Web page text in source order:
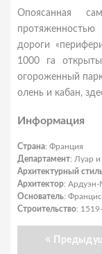
Опоясанная
дороги
1000 га
огороженный
олень и кабан,
Информация
Страна: Франция
Департамент: Луар
Архитектурный
Архитектор:
Основатель:
Строительство: